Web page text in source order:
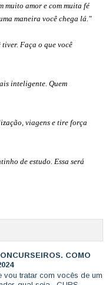
muito amor e com muita fé
maneira você chega lá."
tiver. Faça o que você
inteligente. Quem
viagens e tire força
de estudo. Essa será
COMO
tratar com vocês de um